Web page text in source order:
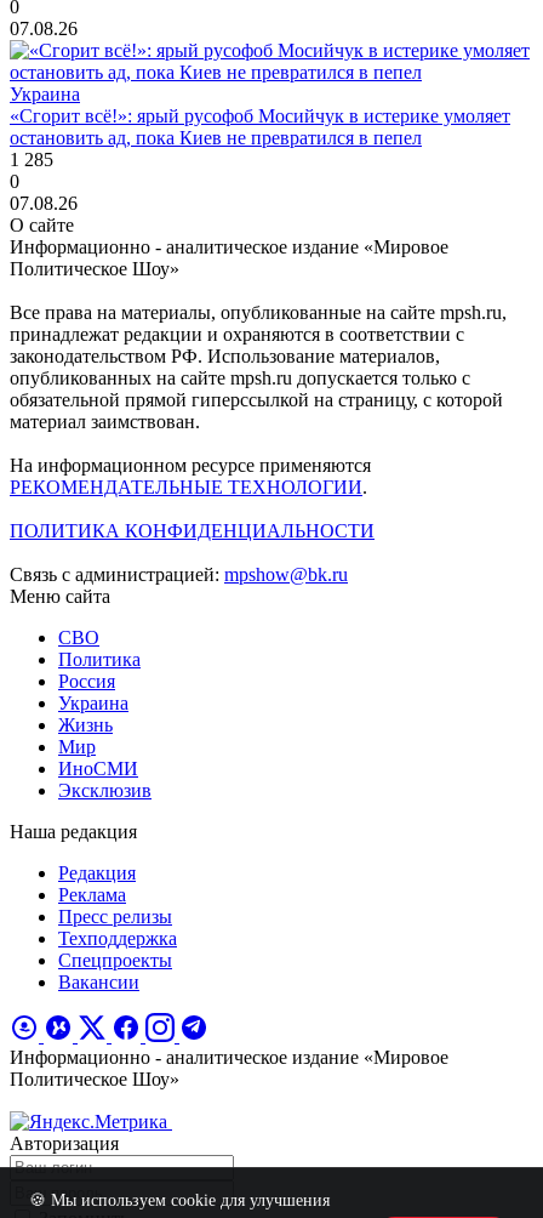
0
07.08.26
Украина
«Сгорит всё!»: ярый русофоб Мосийчук в истерике умоляет
остановить ад, пока Киев не превратился в пепел
1 285
0
07.08.26
О сайте
Информационно - аналитическое издание «Мировое
Политическое Шоу»
Все права на материалы, опубликованные на сайте mpsh.ru,
принадлежат редакции и охраняются в соответствии с
законодательством РФ. Использование материалов,
опубликованных на сайте mpsh.ru допускается только с
обязательной прямой гиперссылкой на страницу, с которой
материал заимствован.
На информационном ресурсе применяются
РЕКОМЕНДАТЕЛЬНЫЕ ТЕХНОЛОГИИ.
ПОЛИТИКА КОНФИДЕНЦИАЛЬНОСТИ
Связь с администрацией: mpshow@bk.ru
Меню сайта
СВО
Политика
Россия
Украина
Жизнь
Мир
ИноСМИ
Эксклюзив
Наша редакция
Редакция
Реклама
Пресс релизы
Техподдержка
Спецпроекты
Вакансии
Информационно - аналитическое издание «Мировое
Политическое Шоу»
Авторизация
🍪 Мы используем cookie для улучшения